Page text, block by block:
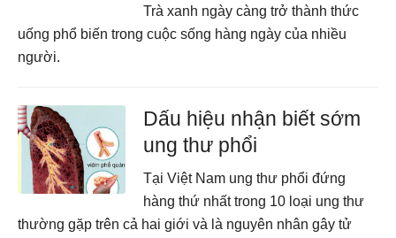
Trà xanh ngày càng trở thành thức
uống phổ biến trong cuộc sống hàng ngày của nhiều
người.
Dấu hiệu nhận biết sớm
ung thư phổi
Tại Việt Nam ung thư phổi đứng
hàng thứ nhất trong 10 loại ung thư
thường gặp trên cả hai giới và là nguyên nhân gây tử